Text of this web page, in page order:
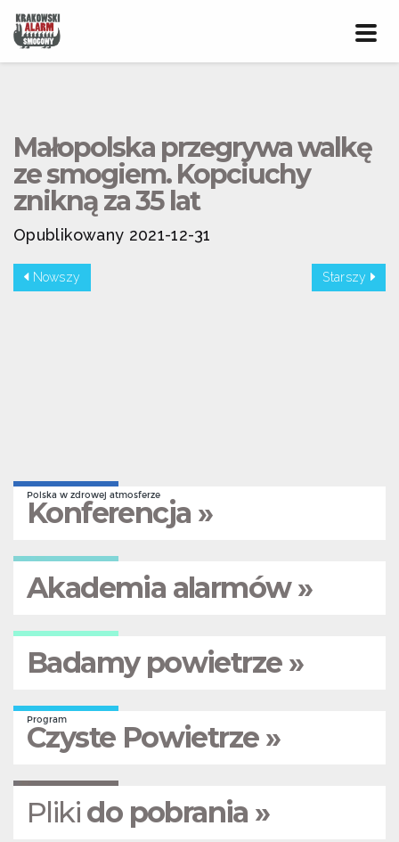
Małopolska przegrywa walkę
ze smogiem. Kopciuchy
znikną za 35 lat
Opublikowany 2021-12-31
Nowszy Starszy
Polska w zdrowej atmosferze
Konferencja »
Akademia alarmów »
Badamy powietrze »
Program
Czyste Powietrze »
Pliki do pobrania »